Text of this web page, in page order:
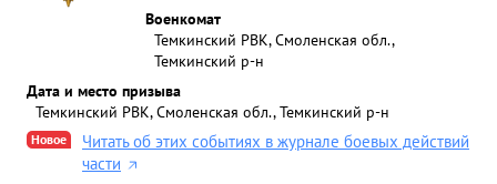
Военкомат
Темкинский РВК, Смоленская обл.,
Темкинский р-н
Дата и место призыва
Темкинский РВК, Смоленская обл., Темкинский р-н
Новое
Читать об этих событиях в журнале боевых действий
части